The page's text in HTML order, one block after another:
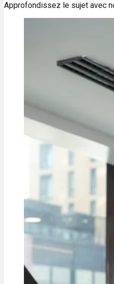
Approfondissez le sujet avec